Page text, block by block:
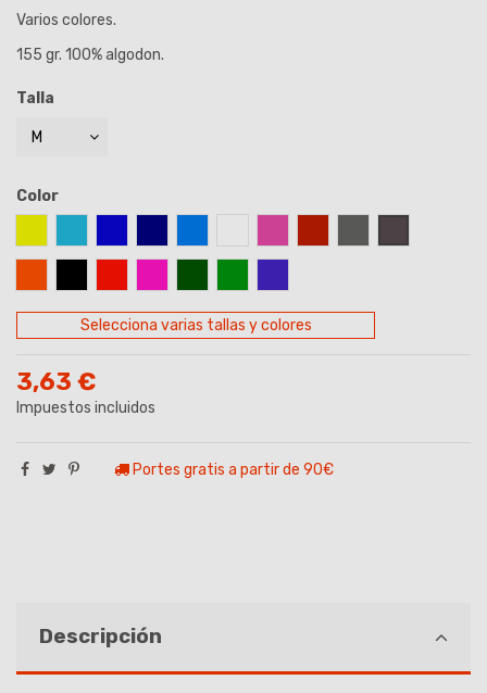
Varios colores.
155 gr. 100% algodon.
Talla
Color
Selecciona varias tallas y colores
3,63 €
Impuestos incluidos
Portes gratis a partir de 90€
Descripción